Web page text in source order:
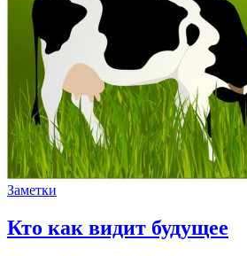
Заметки
Кто как видит будущее